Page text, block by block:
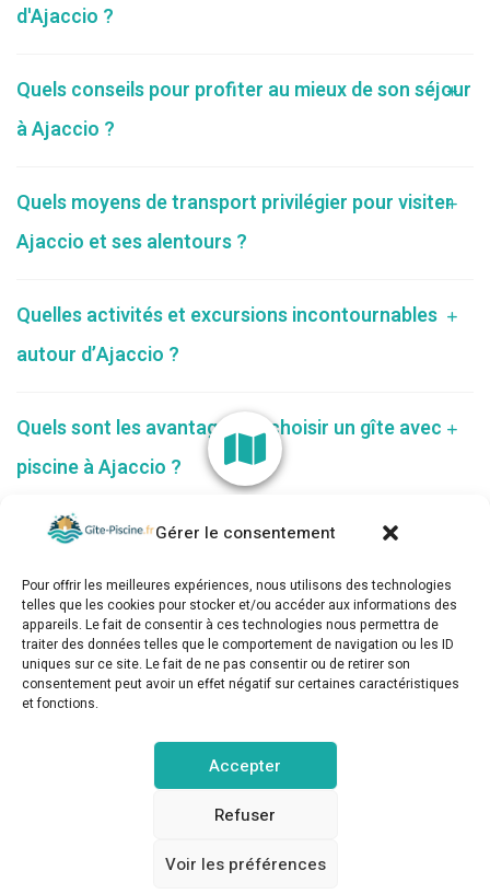
Gérer le consentement
Pour offrir les meilleures expériences, nous utilisons des technologies
telles que les cookies pour stocker et/ou accéder aux informations des
appareils. Le fait de consentir à ces technologies nous permettra de
traiter des données telles que le comportement de navigation ou les ID
uniques sur ce site. Le fait de ne pas consentir ou de retirer son
consentement peut avoir un effet négatif sur certaines caractéristiques
et fonctions.
Accepter
Refuser
Voir les préférences
d'Ajaccio ?
Quels conseils pour profiter au mieux de son séjour
à Ajaccio ?
Quels moyens de transport privilégier pour visiter
Ajaccio et ses alentours ?
Quelles activités et excursions incontournables
autour d’Ajaccio ?
Quels sont les avantages de choisir un gîte avec
piscine à Ajaccio ?
gite-piscine.fr © Copyright 2025. Tous droits réservés.
POLITIQUE DE CONFIDENTIALITÉ
POLITIQUE DE COOKIES (UE) CONTACT